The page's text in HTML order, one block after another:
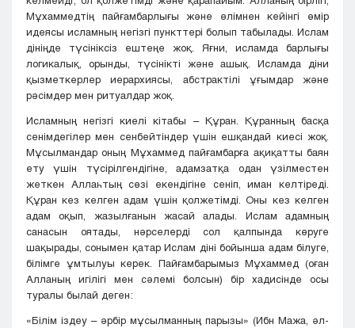
Мұхаммедтің пайғамбарлығы және өлімнен кейінгі өмір
идеясы исламның негізгі пункттері болып табылады. Ислам
дініңде түсініксіз ештеңе жоқ. Яғни, исламда барлығы
логикалық, орынды, түсінікті және ашық. Исламда діни
қызметкерлер иерархиясы, абстрактілі ұғымдар және
рәсімдер мен ритуалдар жоқ.
Исламның негізгі киелі кітабы – Құран. Құранның басқа
сенімдегілер мен сенбейтіндер үшін ешқандай киесі жоқ.
Мұсылмандар оның Мұхаммед пайғамбарға ақиқатты баян
ету үшін түсірілгендігіне, адамзатқа одан үзілместен
жеткен Аллаһтың сөзі екендігіне сеніп, иман келтіреді.
Құран кез келген адам үшін қолжетімді. Оны кез келген
адам оқып, жазылғанын жасай алады. Ислам адамның
санасын оятады, нәрселерді сол қалпында көруге
шақырады, сонымен қатар Ислам діні бойынша адам білуге,
білімге ​​ұмтылуы керек. Пайғамбарымыз Мұхаммед (оған
Алланың игілігі мен сәлемі болсын) бір хадисінде осы
туралы былай деген:
«Білім іздеу – әрбір мұсылманның парызы» (Ибн Мажа, әл-